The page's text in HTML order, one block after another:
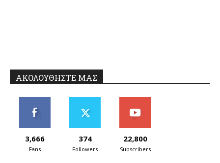
ΑΚΟΛΟΥΘΗΣΤΕ ΜΑΣ
3,666
Fans
374
Followers
22,800
Subscribers